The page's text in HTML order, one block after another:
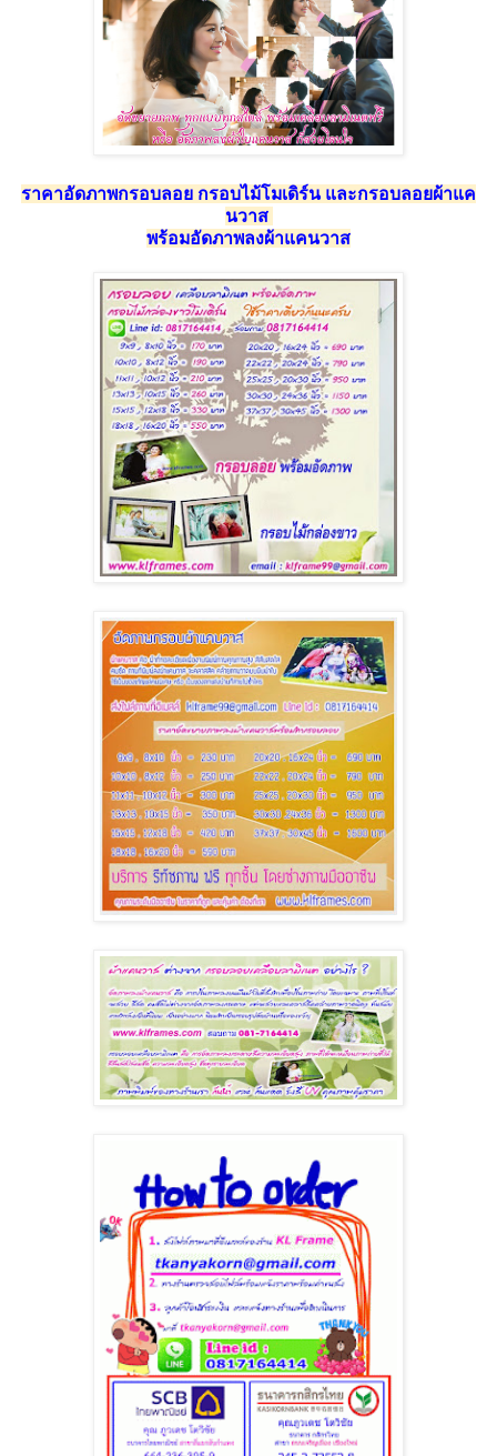
ราคาอัดภาพกรอบลอย กรอบไม้โมเดิร์น และกรอบลอยผ้าแค
นวาส
พร้อมอัดภาพลงผ้าแคนวาส